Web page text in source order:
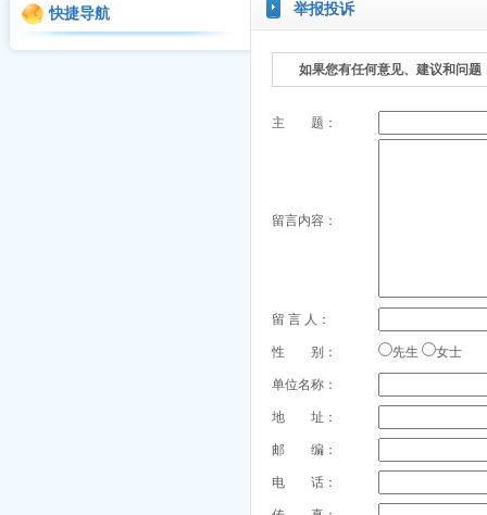
快捷导航 举报投诉
如果您有任何意见、建议和问
主 题：
留言内容：
留 言 人：
性 别： 先生 女士
单位名称：
地 址：
邮 编：
电 话：